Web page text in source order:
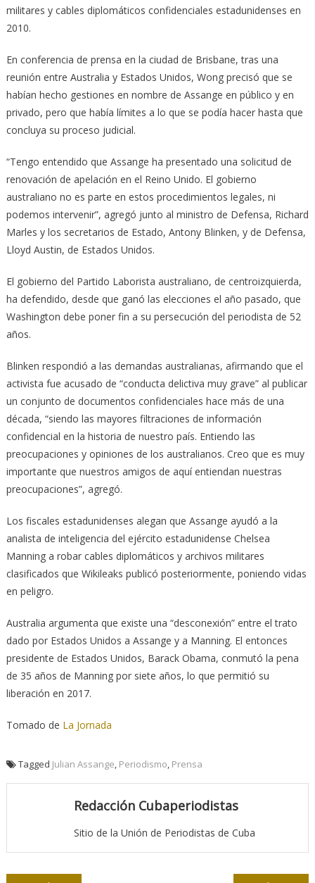
militares y cables diplomáticos confidenciales estadunidenses en
2010.
En conferencia de prensa en la ciudad de Brisbane, tras una
reunión entre Australia y Estados Unidos, Wong precisó que se
habían hecho gestiones en nombre de Assange en público y en
privado, pero que había límites a lo que se podía hacer hasta que
concluya su proceso judicial.
“Tengo entendido que Assange ha presentado una solicitud de
renovación de apelación en el Reino Unido. El gobierno
australiano no es parte en estos procedimientos legales, ni
podemos intervenir”, agregó junto al ministro de Defensa, Richard
Marles y los secretarios de Estado, Antony Blinken, y de Defensa,
Lloyd Austin, de Estados Unidos.
El gobierno del Partido Laborista australiano, de centroizquierda,
ha defendido, desde que ganó las elecciones el año pasado, que
Washington debe poner fin a su persecución del periodista de 52
años.
Blinken respondió a las demandas australianas, afirmando que el
activista fue acusado de “conducta delictiva muy grave” al publicar
un conjunto de documentos confidenciales hace más de una
década, “siendo las mayores filtraciones de información
confidencial en la historia de nuestro país. Entiendo las
preocupaciones y opiniones de los australianos. Creo que es muy
importante que nuestros amigos de aquí entiendan nuestras
preocupaciones”, agregó.
Los fiscales estadunidenses alegan que Assange ayudó a la
analista de inteligencia del ejército estadunidense Chelsea
Manning a robar cables diplomáticos y archivos militares
clasificados que Wikileaks publicó posteriormente, poniendo vidas
en peligro.
Australia argumenta que existe una “desconexión” entre el trato
dado por Estados Unidos a Assange y a Manning. El entonces
presidente de Estados Unidos, Barack Obama, conmutó la pena
de 35 años de Manning por siete años, lo que permitió su
liberación en 2017.
Tomado de La Jornada
Tagged Julian Assange Periodismo Prensa
Redacción Cubaperiodistas
Sitio de la Unión de Periodistas de Cuba